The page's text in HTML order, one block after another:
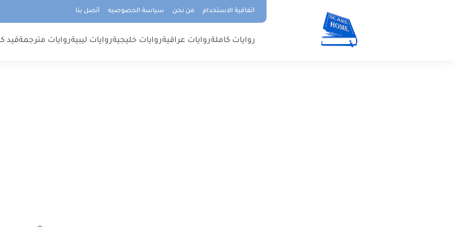
اتفاقية الاستخدام من نحن سياسة الخصوصيه أتصل بنا
روايات كاملةروايات عراقيةروايات خليجيةروايات ليبيةروايات مترجمةقيد